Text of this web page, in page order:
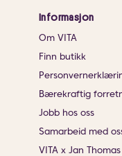
Informasjon
Om VITA
Finn butikk
Bærekraftig
Jobb hos oss
Samarbeid med
VITA x Jan